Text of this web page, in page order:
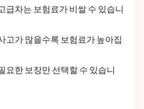
급차는 보험료가 비쌀 수 있습니
고가 많을수록 보험료가 높아집
요한 보장만 선택할 수 있습니